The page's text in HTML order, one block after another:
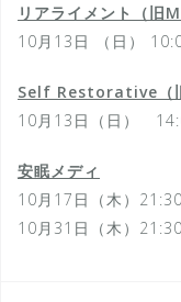
リアライメント（旧
10月13日 （日）
Self Restorative（
10月13日（日）
安眠メディ
10月17日（木）
10月31日（木）